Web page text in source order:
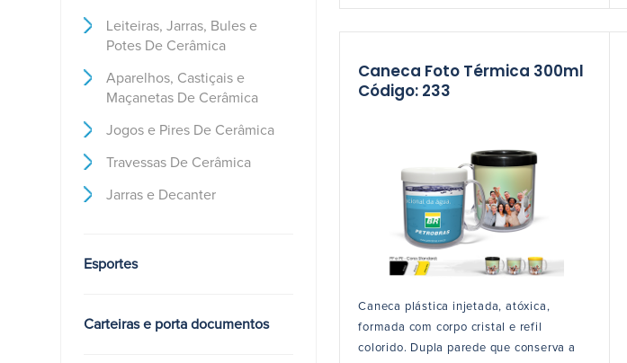
Leiteiras, Jarras, Bules e
Potes De Cerâmica
Aparelhos, Castiçais e
Maçanetas De Cerâmica
Jogos e Pires De Cerâmica
Travessas De Cerâmica
Jarras e Decanter
Esportes
Carteiras e porta documentos
Caneca Foto Térmica 300ml
Código: 233
Caneca plástica injetada, atóxica,
formada com corpo cristal e refil
colorido. Dupla parede que conserva a